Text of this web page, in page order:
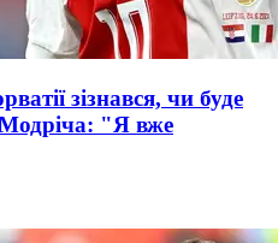
зізнався, чи буде
"Я вже